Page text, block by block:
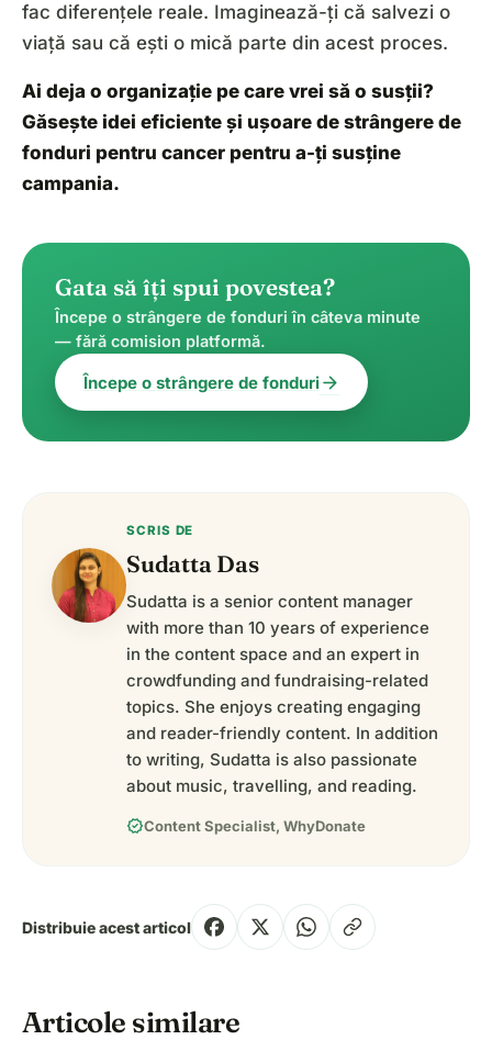
fac diferențele reale. Imaginează-ți că salvezi o
viață sau că ești o mică parte din acest proces.
Ai deja o organizație pe care vrei să o susții?
Găsește idei eficiente și ușoare de strângere de
fonduri pentru cancer pentru a-ți susține
campania.
Gata să îți spui povestea?
Începe o strângere de fonduri în câteva minute
— fără comision platformă.
Începe o strângere de fonduriarrow_forward
SCRIS DE
Sudatta Das
Sudatta is a senior content manager
with more than 10 years of experience
in the content space and an expert in
crowdfunding and fundraising-related
topics. She enjoys creating engaging
and reader-friendly content. In addition
to writing, Sudatta is also passionate
about music, travelling, and reading.
verifiedContent Specialist, WhyDonate
Distribuie acest articol
Articole similare